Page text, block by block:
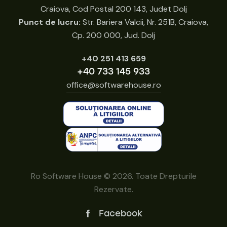
Craiova, Cod Postal 200 143, Judet Dolj
Punct de lucru: Str. Bariera Valcii, Nr. 251B, Craiova,
Cp. 200 000, Jud. Dolj
+40 251 413 659
+40 733 145 933
office@softwarehouse.ro
Ro Software House © 2026. Toate Drepturile
Rezervate.
Facebook